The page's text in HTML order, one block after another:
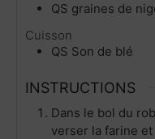
QS graines de
Cuisson
QS Son de blé
INSTRUCTIONS
Dans le bol du
verser la farine et